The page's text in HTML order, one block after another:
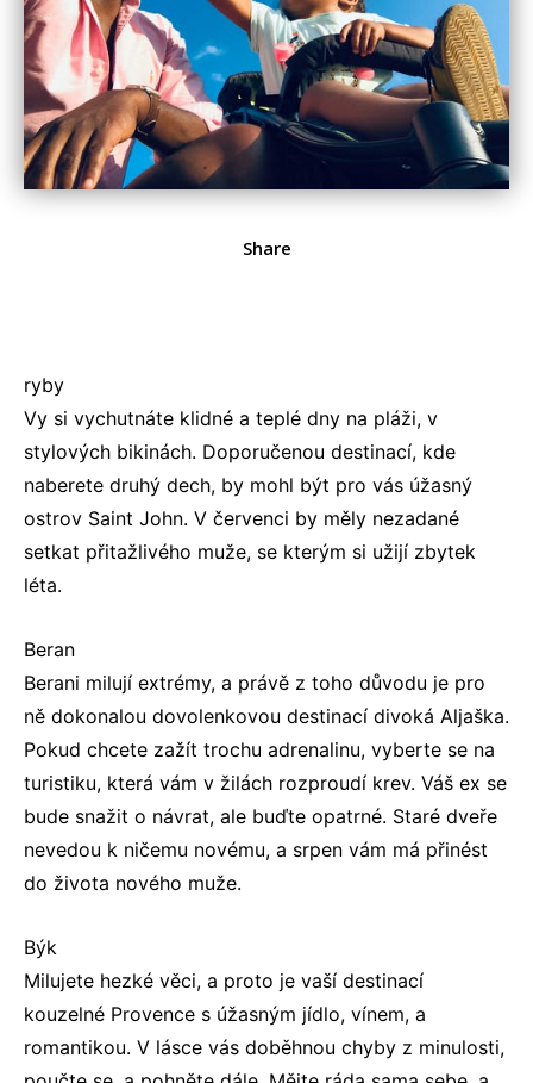
Share
ryby
Vy si vychutnáte klidné a teplé dny na pláži, v
stylových bikinách. Doporučenou destinací, kde
naberete druhý dech, by mohl být pro vás úžasný
ostrov Saint John. V červenci by měly nezadané
setkat přitažlivého muže, se kterým si užijí zbytek
léta.
Beran
Berani milují extrémy, a právě z toho důvodu je pro
ně dokonalou dovolenkovou destinací divoká Aljaška.
Pokud chcete zažít trochu adrenalinu, vyberte se na
turistiku, která vám v žilách rozproudí krev. Váš ex se
bude snažit o návrat, ale buďte opatrné. Staré dveře
nevedou k ničemu novému, a srpen vám má přinést
do života nového muže.
Býk
Milujete hezké věci, a proto je vaší destinací
kouzelné Provence s úžasným jídlo, vínem, a
romantikou. V lásce vás doběhnou chyby z minulosti,